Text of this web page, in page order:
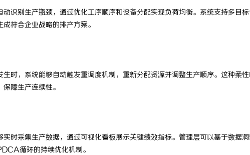
识别生产瓶颈，通过优化工序顺序和设备分配实现负荷均衡。系统支持多目
符合企业战略的排产方案。
生时，系统能够自动触发重调度机制，重新分配资源并调整生产顺序。这种柔
障生产连续性。
时采集生产数据，通过可视化看板展示关键绩效指标。管理层可以基于数据洞
循环的持续优化机制。